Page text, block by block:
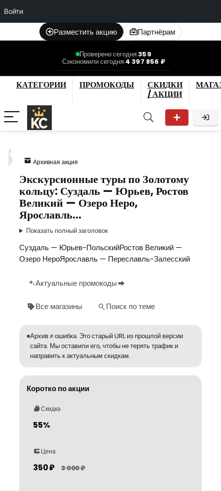
Войти
Разместить акцию Партнёрам
Проверено сегодня:359
Сэкономили сегодня:4 397 856 ₽
КАТЕГОРИИ ПРОМОКОДЫ
СКИДКИ
/ АКЦИИ
Архивная акция
Экскурсионные туры по Золотому
кольцу: Суздаль — Юрьев, Ростов
Великий — Озеро Неро,
Ярославль…
Показать полный заголовок
Суздаль — Юрьев-ПольскийРостов Великий —
Озеро НероЯрославль — Переславль-Залесский
Актуальные промокоды
Все магазины Поиск по теме
Архив ≠ ошибка. Это старый URL из прошлой версии
сайта. Мы оставили его, чтобы не терять трафик и
направить к актуальным скидкам.
Коротко по акции
Скидка
55%
Цена
350 ₽ 3 000 ₽